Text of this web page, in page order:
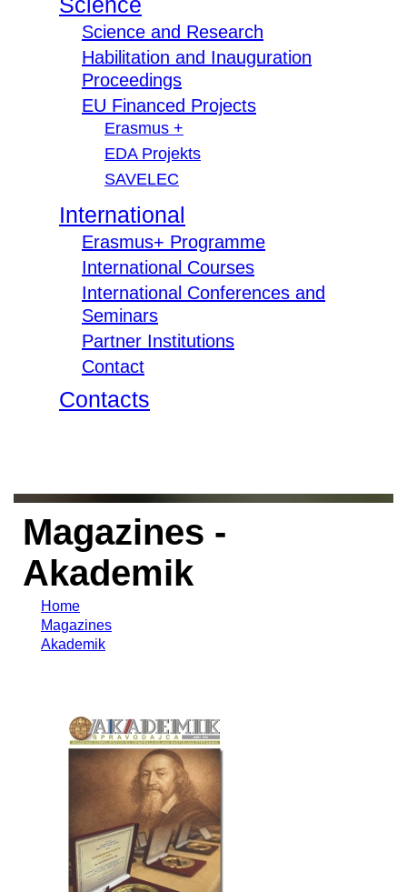
Science and Research
Habilitation and Inauguration
Proceedings
EU Financed Projects
Erasmus +
EDA Projekts
SAVELEC
International
Erasmus+ Programme
International Courses
International Conferences and
Seminars
Partner Institutions
Contact
Contacts
Magazines -
Akademik
Home
Magazines
Akademik